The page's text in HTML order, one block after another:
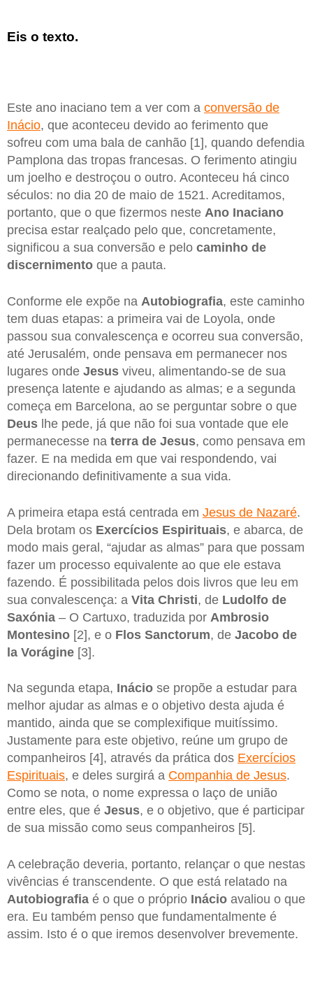
Eis o texto.
Este ano inaciano tem a ver com a conversão de
Inácio, que aconteceu devido ao ferimento que
sofreu com uma bala de canhão [1], quando defendia
Pamplona das tropas francesas. O ferimento atingiu
um joelho e destroçou o outro. Aconteceu há cinco
séculos: no dia 20 de maio de 1521. Acreditamos,
portanto, que o que fizermos neste Ano Inaciano
precisa estar realçado pelo que, concretamente,
significou a sua conversão e pelo caminho de
discernimento que a pauta.
Conforme ele expõe na Autobiografia, este caminho
tem duas etapas: a primeira vai de Loyola, onde
passou sua convalescença e ocorreu sua conversão,
até Jerusalém, onde pensava em permanecer nos
lugares onde Jesus viveu, alimentando-se de sua
presença latente e ajudando as almas; e a segunda
começa em Barcelona, ao se perguntar sobre o que
Deus lhe pede, já que não foi sua vontade que ele
permanecesse na terra de Jesus, como pensava em
fazer. E na medida em que vai respondendo, vai
direcionando definitivamente a sua vida.
A primeira etapa está centrada em Jesus de Nazaré.
Dela brotam os Exercícios Espirituais, e abarca, de
modo mais geral, “ajudar as almas” para que possam
fazer um processo equivalente ao que ele estava
fazendo. É possibilitada pelos dois livros que leu em
sua convalescença: a Vita Christi, de Ludolfo de
Saxónia – O Cartuxo, traduzida por Ambrosio
Montesino [2], e o Flos Sanctorum, de Jacobo de
la Vorágine [3].
Na segunda etapa, Inácio se propõe a estudar para
melhor ajudar as almas e o objetivo desta ajuda é
mantido, ainda que se complexifique muitíssimo.
Justamente para este objetivo, reúne um grupo de
companheiros [4], através da prática dos Exercícios
Espirituais, e deles surgirá a Companhia de Jesus.
Como se nota, o nome expressa o laço de união
entre eles, que é Jesus, e o objetivo, que é participar
de sua missão como seus companheiros [5].
A celebração deveria, portanto, relançar o que nestas
vivências é transcendente. O que está relatado na
Autobiografia é o que o próprio Inácio avaliou o que
era. Eu também penso que fundamentalmente é
assim. Isto é o que iremos desenvolver brevemente.